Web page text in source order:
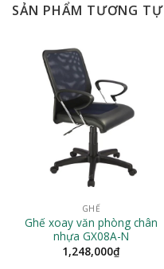
SẢN PHẨM TƯƠNG TỰ
GHẾ
Ghế xoay văn phòng chân
nhựa GX08A-N
1,248,000₫